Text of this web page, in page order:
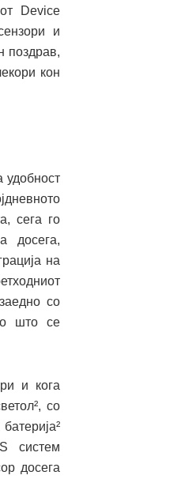
Device
и
поздрав,
кон
удобност
сега го
досега,
на
со
што се
и кога
со
систем
досега